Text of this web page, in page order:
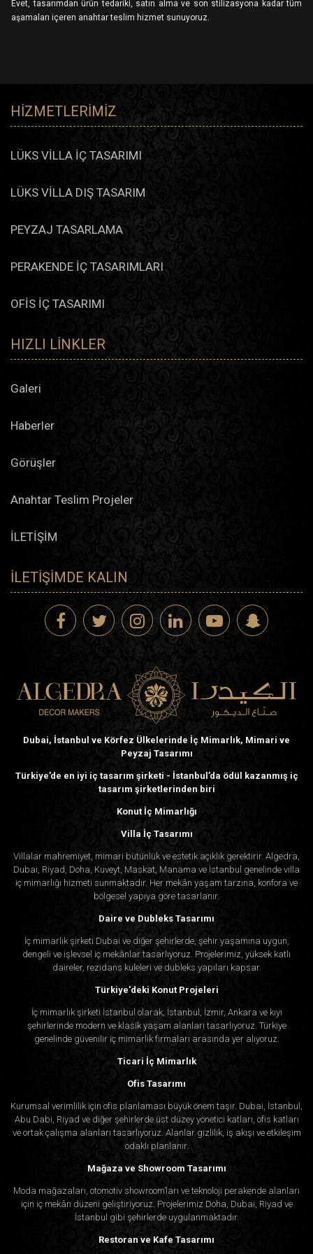
Evet, tasarımdan ürün tedariki, satın alma ve son stilizasyona kadar tüm
aşamaları içeren anahtar teslim hizmet sunuyoruz.
HIZMETLERIMIZ
LÜKS VİLLA İÇ TASARIMI
LÜKS VİLLA DIŞ TASARIM
PEYZAJ TASARLAMA
PERAKENDE İÇ TASARIMLARI
OFİS İÇ TASARIMI
HIZLI LINKLER
Galeri
Haberler
Görüşler
Anahtar Teslim Projeler
İLETİŞİM
İLETIŞIMDE KALIN
Dubai, İstanbul ve Körfez Ülkelerinde İç Mimarlık, Mimari ve
Peyzaj Tasarımı
Türkiye’de en iyi iç tasarım şirketi - İstanbul’da ödül kazanmış iç
tasarım şirketlerinden biri
Konut İç Mimarlığı
Villa İç Tasarımı
Villalar mahremiyet, mimari bütünlük ve estetik açıklık gerektirir. Algedra,
Dubai, Riyad, Doha, Kuveyt, Maskat, Manama ve İstanbul genelinde villa
iç mimarlığı hizmeti sunmaktadır. Her mekân yaşam tarzına, konfora ve
bölgesel yapıya göre tasarlanır.
Daire ve Dubleks Tasarımı
İç mimarlık şirketi Dubai ve diğer şehirlerde, şehir yaşamına uygun,
dengeli ve işlevsel iç mekânlar tasarlıyoruz. Projelerimiz, yüksek katlı
daireler, rezidans kuleleri ve dubleks yapıları kapsar.
Türkiye'deki Konut Projeleri
İç mimarlık şirketi İstanbul olarak, İstanbul, İzmir, Ankara ve kıyı
şehirlerinde modern ve klasik yaşam alanları tasarlıyoruz. Türkiye
genelinde güvenilir iç mimarlık firmaları arasında yer alıyoruz.
Ticari İç Mimarlık
Ofis Tasarımı
Kurumsal verimlilik için ofis planlaması büyük önem taşır. Dubai, İstanbul,
Abu Dabi, Riyad ve diğer şehirlerde üst düzey yönetici katları, ofis katları
ve ortak çalışma alanları tasarlıyoruz. Alanlar gizlilik, iş akışı ve etkileşim
odaklı planlanır.
Mağaza ve Showroom Tasarımı
Moda mağazaları, otomotiv showroom’ları ve teknoloji perakende alanları
için iç mekân düzeni geliştiriyoruz. Projelerimiz Doha, Dubai, Riyad ve
İstanbul gibi şehirlerde uygulanmaktadır.
Restoran ve Kafe Tasarımı